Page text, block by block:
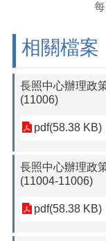
相關檔案
長照中心辦理政
(11006)
pdf(58.38 KB)
長照中心辦理政
(11004-11006)
pdf(58.38 KB)